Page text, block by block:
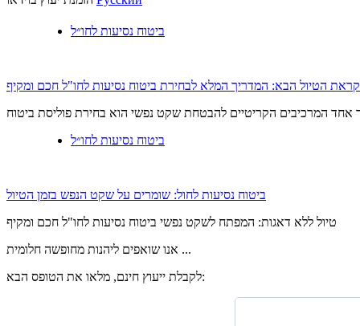
ביטוח נסיעות לחו״ל
הטיול הבא: המדריך המלא לבחירת ביטוח נסיעות לחו"ל חכם ומקיף
ביטוח נסיעות לחו״ל
ביטוח נסיעות לחול: שומרים על שקט הנפש בזמן הטיול
טיול ללא דאגות: המפתח לשקט נפשי ביטוח נסיעות לחו"ל חכם ומקיף
אנו שואפים ליהנות מחופשה חלומית ...
לקבלת ייעוץ חינם, מלאו את הטופס הבא: